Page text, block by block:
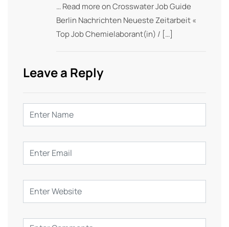
… Read more on Crosswater Job Guide
Berlin Nachrichten Neueste Zeitarbeit «
Top Job Chemielaborant(in) / […]
Leave a Reply